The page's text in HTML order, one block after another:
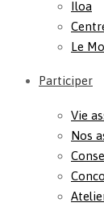
Iloa
Le
Participer
Vie
Nos